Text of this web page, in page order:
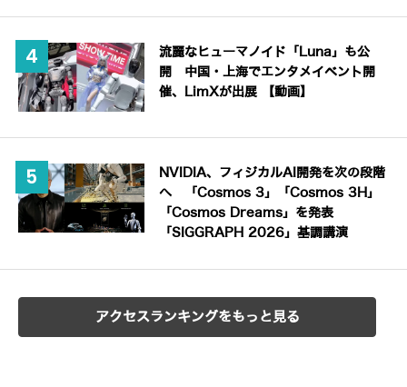
流麗なヒューマノイド「Luna」も公
開 中国・上海でエンタメイベント開
催、LimXが出展 【動画】
NVIDIA、フィジカルAI開発を次の段階
へ 「Cosmos 3」「Cosmos 3H」
「Cosmos Dreams」を発表
「SIGGRAPH 2026」基調講演
アクセスランキングをもっと見る